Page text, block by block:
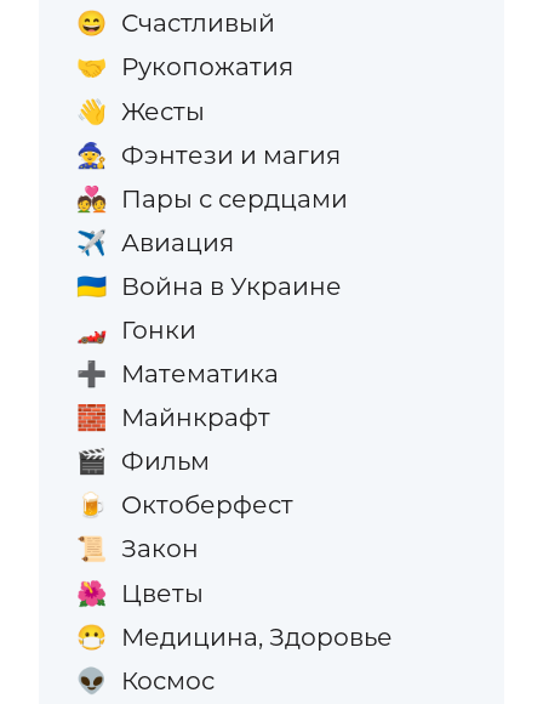
😄 Счастливый
🤝 Рукопожатия
👋 Жесты
🧙 Фэнтези и магия
💑 Пары с сердцами
✈️ Авиация
🇺🇦 Война в Украине
🏎️ Гонки
➕ Математика
🧱 Майнкрафт
🎬 Фильм
🍺 Октоберфест
📜 Закон
🌺 Цветы
😷 Медицина, Здоровье
👽 Космос